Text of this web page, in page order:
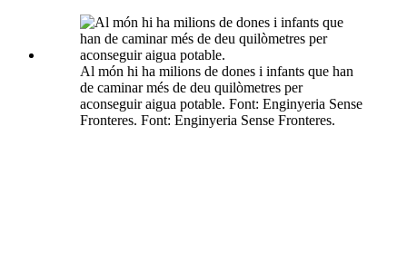
Al món hi ha milions de dones i infants que han
de caminar més de deu quilòmetres per
aconseguir aigua potable. Font: Enginyeria Sense
Fronteres. Font: Enginyeria Sense Fronteres.